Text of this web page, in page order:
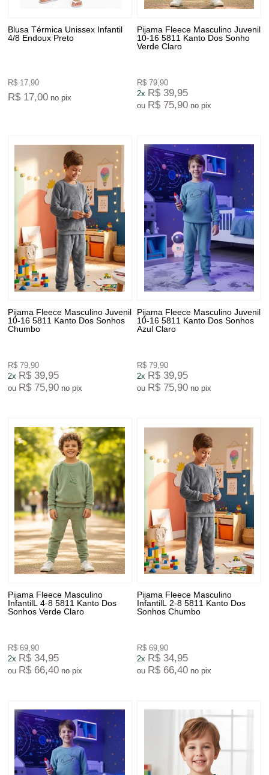
Blusa Térmica Unissex Infantil
4/8 Endoux Preto
R$ 17,90
R$ 17,00 no pix
Pijama Fleece Masculino Juvenil
10-16 5811 Kanto Dos Sonho
Verde Claro
R$ 79,90
2x R$ 39,95
ou R$ 75,90 no pix
Pijama Fleece Masculino Juvenil
10-16 5811 Kanto Dos Sonhos
Chumbo
R$ 79,90
2x R$ 39,95
ou R$ 75,90 no pix
Pijama Fleece Masculino Juvenil
10-16 5811 Kanto Dos Sonhos
Azul Claro
R$ 79,90
2x R$ 39,95
ou R$ 75,90 no pix
Pijama Fleece Masculino
InfantilL 4-8 5811 Kanto Dos
Sonhos Verde Claro
R$ 69,90
2x R$ 34,95
ou R$ 66,40 no pix
Pijama Fleece Masculino
InfantilL 2-8 5811 Kanto Dos
Sonhos Chumbo
R$ 69,90
2x R$ 34,95
ou R$ 66,40 no pix